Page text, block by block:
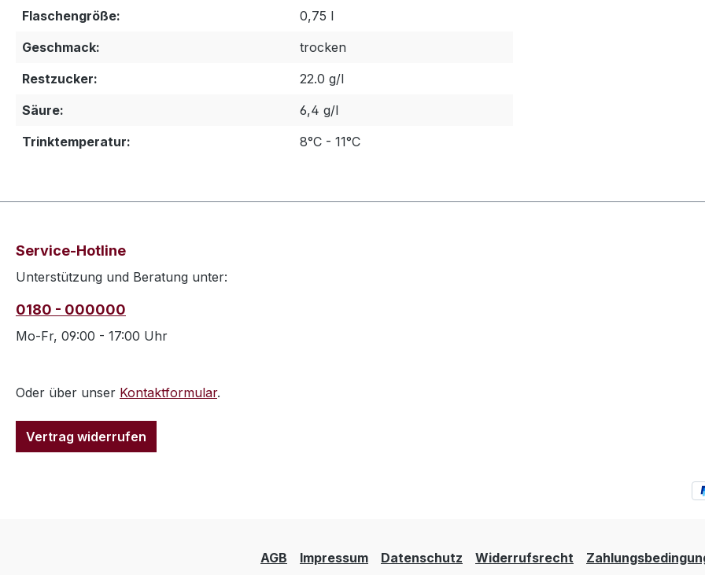
Flaschengröße:
0,75 l
Geschmack:
trocken
Restzucker:
22.0 g/l
Säure:
6,4 g/l
Trinktemperatur:
8°C - 11°C
Service-Hotline
Unterstützung und Beratung unter:
0180 - 000000
Mo-Fr, 09:00 - 17:00 Uhr
Oder über unser Kontaktformular.
Vertrag widerrufen
AGB Impressum Datenschutz Widerrufsrecht